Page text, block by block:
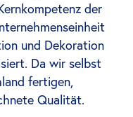
der
und Dekoration
Da wir selbst
fertigen,
Qualität.